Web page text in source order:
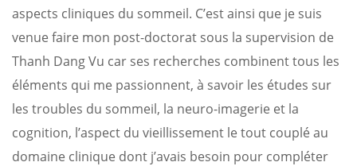
aspects cliniques du sommeil. C’est ainsi que je suis
venue faire mon post-doctorat sous la supervision de
Thanh Dang Vu car ses recherches combinent tous les
éléments qui me passionnent, à savoir les études sur
les troubles du sommeil, la neuro-imagerie et la
cognition, l’aspect du vieillissement le tout couplé au
domaine clinique dont j’avais besoin pour compléter